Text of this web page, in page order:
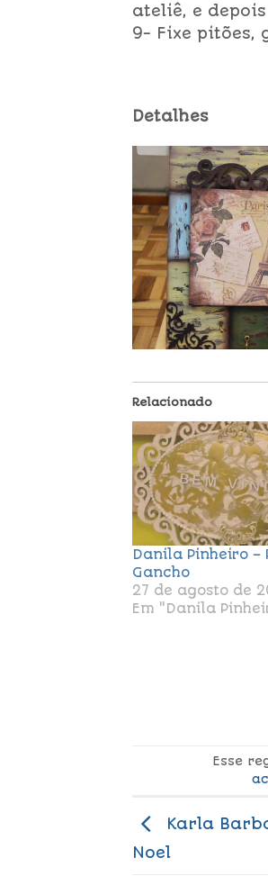
ateliê, e
9- Fixe pitões,
Detalhes
Relacionado
Danila Pinheiro –
Gancho
27 de agosto de
Em "Danila
Esse
Karla
Noel